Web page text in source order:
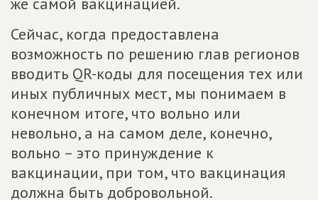
Сейчас, когда предоставлена
возможность по решению глав регионов
вводить QR-коды для посещения тех или
иных публичных мест, мы понимаем в
конечном итоге, что вольно или
невольно, а на самом деле, конечно,
вольно – это принуждение к
вакцинации, при том, что вакцинация
должна быть добровольной.